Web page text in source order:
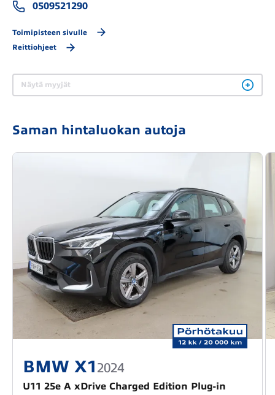
0509521290
Toimipisteen sivulle
Reittiohjeet
Näytä myyjät
Saman hintaluokan autoja
BMW X1 2024
U11 25e A xDrive Charged Edition Plug-in